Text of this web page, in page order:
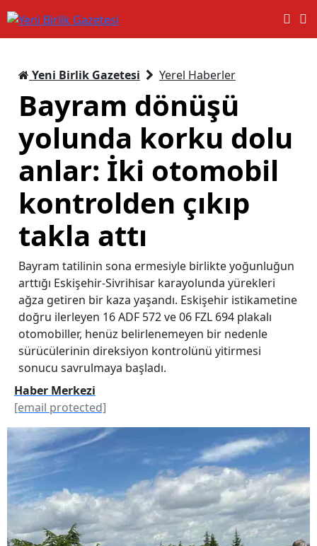
Yeni Birlik Gazetesi Yerel Haberler
Bayram dönüşü
yolunda korku dolu
anlar: İki otomobil
kontrolden çıkıp
takla attı
Bayram tatilinin sona ermesiyle birlikte yoğunluğun
arttığı Eskişehir-Sivrihisar karayolunda yürekleri
ağza getiren bir kaza yaşandı. Eskişehir istikametine
doğru ilerleyen 16 ADF 572 ve 06 FZL 694 plakalı
otomobiller, henüz belirlenemeyen bir nedenle
sürücülerinin direksiyon kontrolünü yitirmesi
sonucu savrulmaya başladı.
Haber Merkezi
[email protected]